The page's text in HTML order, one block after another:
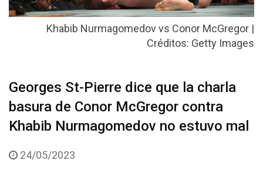
Khabib Nurmagomedov vs Conor McGregor |
Créditos: Getty Images
Georges St-Pierre dice que la charla
basura de Conor McGregor contra
Khabib Nurmagomedov no estuvo mal
24/05/2023